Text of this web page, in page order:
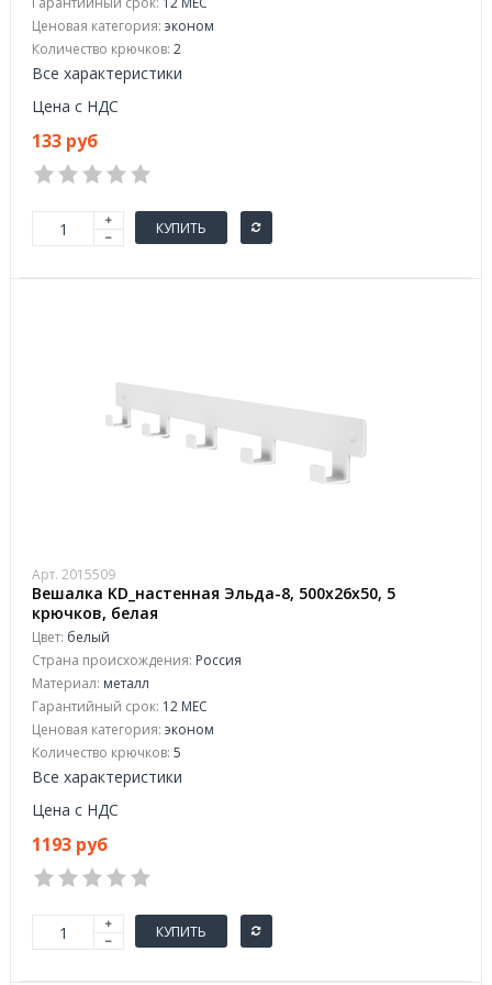
Ценовая категория: эконом
Количество крючков: 2
Все характеристики
Цена с НДС
133 руб
КУПИТЬ
Арт. 2015509
Вешалка KD_настенная Эльда-8, 500х26х50, 5
крючков, белая
Цвет: белый
Страна происхождения: Россия
Материал: металл
Гарантийный срок: 12 МЕС
Ценовая категория: эконом
Количество крючков: 5
Все характеристики
Цена с НДС
1193 руб
КУПИТЬ